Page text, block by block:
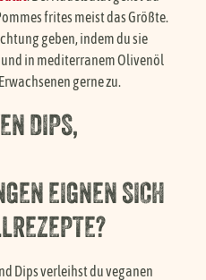
frites meist das Größte.
geben, indem du sie
in mediterranem Olivenöl
gerne zu.
DIPS,
EIGNEN SICH
Dips verleihst du veganen